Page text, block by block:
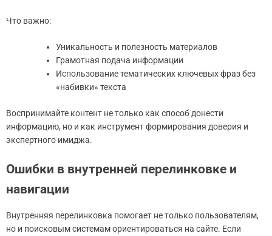
Что важно:
Уникальность и полезность материалов
Грамотная подача информации
Использование тематических ключевых фраз без
«набивки» текста
Воспринимайте контент не только как способ донести
информацию, но и как инструмент формирования доверия и
экспертного имиджа.
Ошибки в внутренней перелинковке и
навигации
Внутренняя перелинковка помогает не только пользователям,
но и поисковым системам ориентироваться на сайте. Если